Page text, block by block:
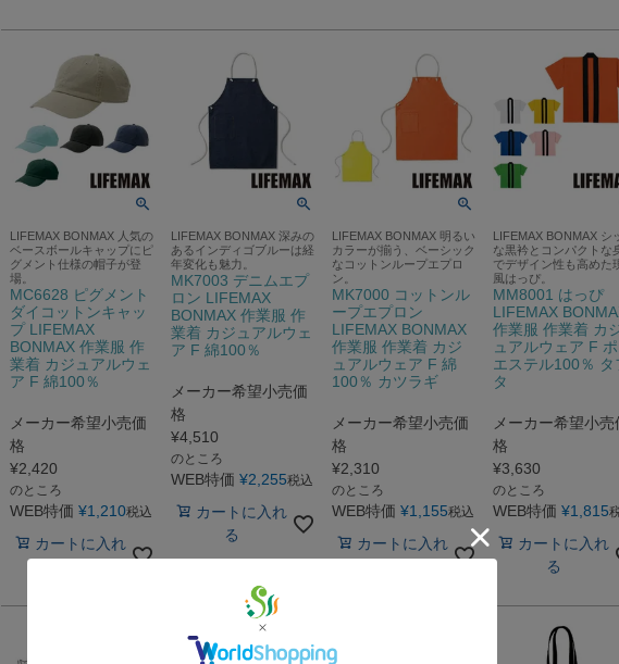
LIFEMAX BONMAX 人気の
ベースボールキャップにピ
グメント仕様の帽子が登
場。
MC6628 ピグメント
ダイコットンキャッ
プ LIFEMAX
BONMAX 作業服 作
業着 カジュアルウェ
ア F 綿100％
メーカー希望小売価
格
¥2,420
のところ
WEB特価 ¥1,210税込
カートに入れ
LIFEMAX BONMAX 深みの
あるインディゴブルーは経
年変化も魅力。
MK7003 デニムエプ
ロン LIFEMAX
BONMAX 作業服 作
業着 カジュアルウェ
ア F 綿100％
メーカー希望小売価
格
¥4,510
のところ
WEB特価 ¥2,255税込
カートに入れ
る
LIFEMAX BONMAX 明るい
カラーが揃う、ベーシック
なコットンループエプロ
ン。
MK7000 コットンル
ープエプロン
LIFEMAX BONMAX
作業服 作業着 カジ
ュアルウェア F 綿
100％ カツラギ
メーカー希望小売価
格
¥2,310
のところ
WEB特価 ¥1,155税込
カートに入れ
LIFEMAX BONMAX シ
な黒衿とコンパクトな
でデザイン性も高めた
風はっぴ。
MM8001 はっぴ
LIFEMAX
作業服 作業着 カ
ュアルウェア F ポ
エステル100％ タ
タ
メーカー希望小売
格
¥3,630
のところ
WEB特価 ¥1,815
カートに入れ
る